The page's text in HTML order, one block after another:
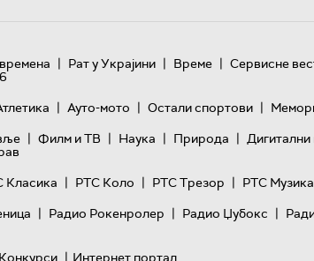
| Рат у Украјини | Време | Сервисне
| Ауто-мото | Остали спортови |
| Филм и ТВ | Наука | Природа | Дигитални
Класика | РТС Коло | РТС Трезор | РТС Музика
| Радио Рокенролер | Радио Џубокс |
Конкурси | Интернет портал